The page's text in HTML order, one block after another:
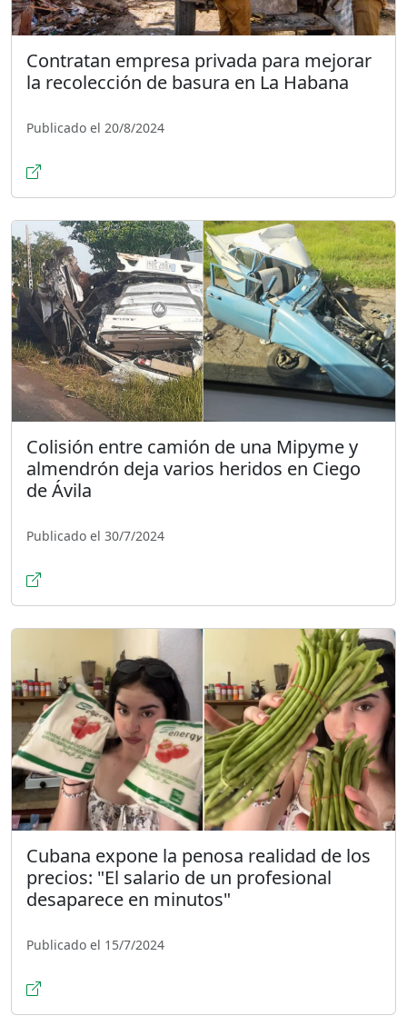
Contratan empresa privada para mejorar
la recolección de basura en La Habana
Publicado el 20/8/2024
Colisión entre camión de una Mipyme y
almendrón deja varios heridos en Ciego
de Ávila
Publicado el 30/7/2024
Cubana expone la penosa realidad de los
precios: "El salario de un profesional
desaparece en minutos"
Publicado el 15/7/2024